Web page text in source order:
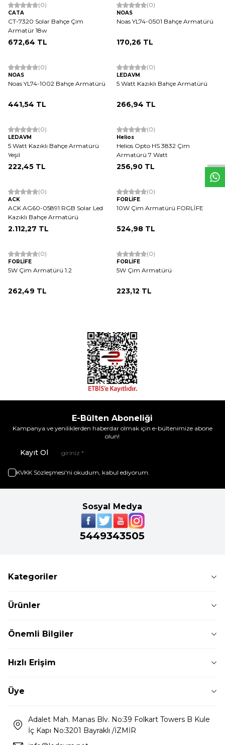
(0)
CATA
CT-7320 Solar Bahçe Çim
Armatür 18w
672,64 TL
(0)
NOAS
Noas YL74-0501 Bahçe Armatürü
170,26 TL
(0)
NOAS
Noas YL74-1002 Bahçe Armatürü
441,54 TL
(0)
LEDAVM
5 Watt Kazıklı Bahçe Armatürü
266,94 TL
(0)
LEDAVM
5 Watt Kazıklı Bahçe Armatürü
Yeşil
222,45 TL
(0)
Helios
Helios Opto HS 3832 Çim
Armatürü 7 Watt
256,90 TL
(0)
ACK
ACK AG60-05891 RGB Solar Led
Kazıklı Bahçe Armatürü
2.112,27 TL
(0)
FORLİFE
10W Çim Armatürü FORLİFE
524,98 TL
(0)
FORLİFE
5W Çim Armatürü 1.2
262,49 TL
(0)
FORLİFE
5W Çim Armatürü
223,12 TL
E-Bülten Aboneliği
Kampanya ve yeniliklerden haberdar olmak için e-bültenimize abone
olun!
Kayıt Ol
KVKK Sözleşmesi'ni okudum, kabul ediyorum.
Sosyal Medya
5449343505
Kategoriler
Ürünler
Önemli Bilgiler
Hızlı Erişim
Üye
Adalet Mah. Manas Blv. No:39 Folkart Towers B Kule
İç Kapı No:3201 Bayraklı /İZMİR